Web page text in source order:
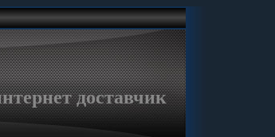
доставчик